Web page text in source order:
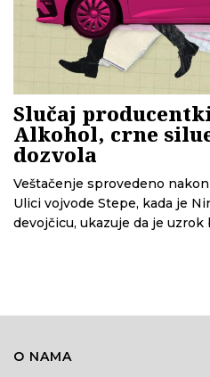
Slučaj
Alkohol, crne
dozvola
Veštačenje sprovedeno
Ulici vojvode Stepe, kada je
devojčicu, ukazuje da je
O NAMA